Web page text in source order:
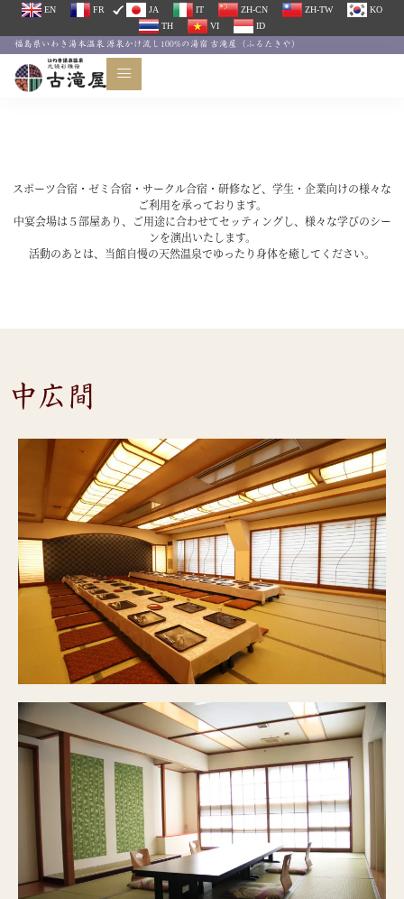
EN FR JA IT ZH-CN ZH-TW
KO
TH
VI ID
福島県いわき湯本温泉 源泉かけ流し100%の湯宿 古滝屋（ふるたきや）
スポーツ合宿・ゼミ合宿・サークル合宿・研修など、学生・企業向けの様々な
ご利用を承っております。
中宴会場は５部屋あり、ご用途に合わせてセッティングし、様々な学びのシー
ンを演出いたします。
活動のあとは、当館自慢の天然温泉でゆったり身体を癒してください。
中広間